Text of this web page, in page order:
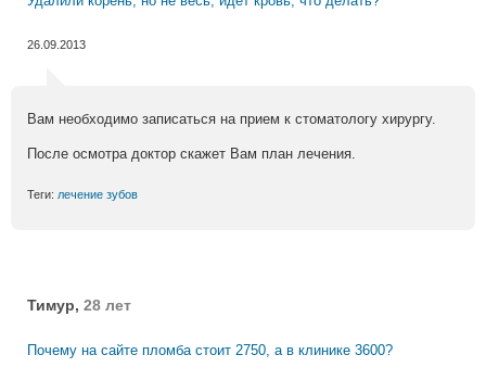
26.09.2013
Вам необходимо записаться на прием к стоматологу хирургу.
После осмотра доктор скажет Вам план лечения.
Теги: лечение зубов
Тимур, 28 лет
Почему на сайте пломба стоит 2750, а в клинике 3600?